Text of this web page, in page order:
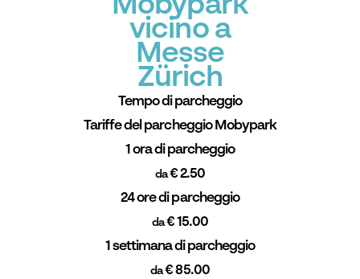
Mobypark
vicino a
Messe
Zürich
Tempo di parcheggio
Tariffe del parcheggio Mobypark
1 ora di parcheggio
da€ 2.50
24 ore di parcheggio
da€ 15.00
1 settimana di parcheggio
da€ 85.00